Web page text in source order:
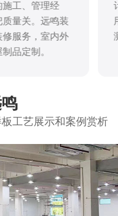
施工、管理经
量关。远鸣装
服务，室内外
品定制。
工艺展示和案例赏析